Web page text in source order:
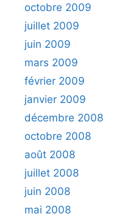
octobre 2009
juillet 2009
juin 2009
mars 2009
février 2009
janvier 2009
décembre 2008
octobre 2008
août 2008
juillet 2008
juin 2008
mai 2008